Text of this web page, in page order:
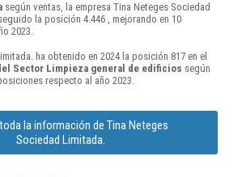
según ventas, la empresa Tina Neteges Sociedad
la posición 4.446 , mejorando en 10
2023.
ha obtenido en 2024 la posición 817 en el
Sector Limpieza general de edificios según
respecto al año 2023.
la información de Tina Neteges
Sociedad Limitada.